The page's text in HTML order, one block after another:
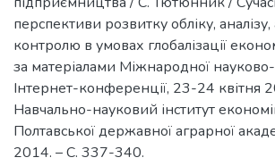
перспективи розвитку обліку, аналізу,
контролю в умовах глобалізації
за матеріалами Міжнародної
Інтернет-конференції, 23-24 квітня
Навчально-науковий інститут
Полтавської державної аграрної
2014. – С. 337-340.